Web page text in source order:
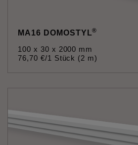
MA16 DOMOSTYL®
100 x 30 x 2000 mm
76,70 €/1 Stück (2 m)